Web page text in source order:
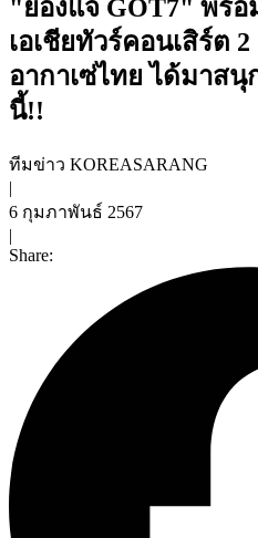
"ยองแจ GOT7" พร้อ
เอเชียทัวร์คอนเสิร์ต
อากาเซ่ไทย ได้มาส
นี้!!
ทีมข่าว KOREASARANG
|
6 กุมภาพันธ์ 2567
|
Share: